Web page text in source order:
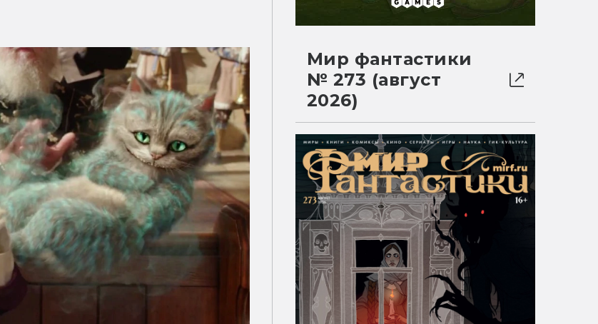
Мир фантастики
№ 273 (август
2026)